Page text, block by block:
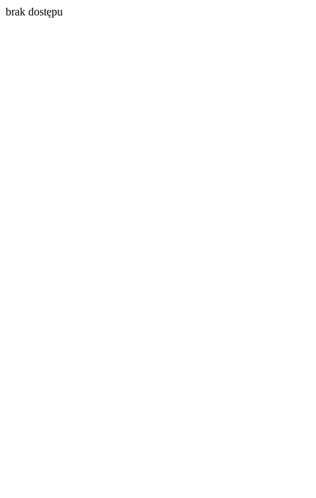
brak dostępu